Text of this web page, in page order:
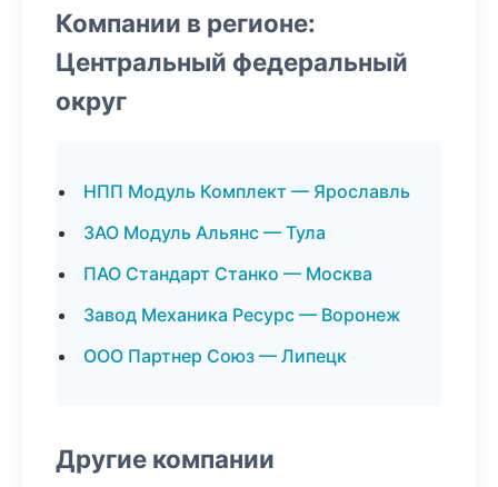
Компании в регионе:
Центральный федеральный
округ
НПП Модуль Комплект — Ярославль
ЗАО Модуль Альянс — Тула
ПАО Стандарт Станко — Москва
Завод Механика Ресурс — Воронеж
ООО Партнер Союз — Липецк
Другие компании